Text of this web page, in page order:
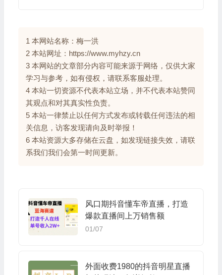
1 本网站名称：梅一洪
2 本站网址：https://www.myhzy.cn
3 本网站的文章部分内容可能来源于网络，仅供大家
学习与参考，如有侵权，请联系客服处理。
4 本站一切资源不代表本站立场，并不代表本站赞同
其观点和对其真实性负责。
5 本站一律禁止以任何方式发布或转载任何违法的相
关信息，访客发现请向及时举报！
6 本站资源大多存储在云盘，如发现链接失效，请联
系我们我们会第一时间更新。
风口期抖音懂车帝直播，打造
爆款直播间上万销售额
01/07
外面收费1980的抖音明星直播